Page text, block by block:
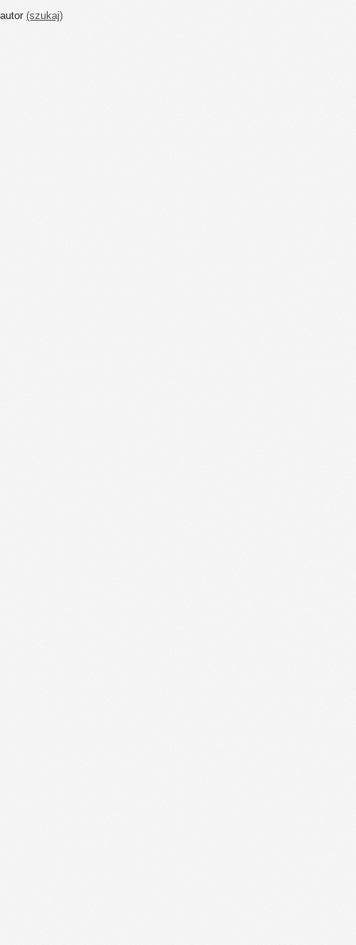
autor (szukaj)